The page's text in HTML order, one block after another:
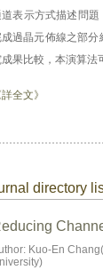
道表示方式描述問
成過晶元佈線之部
成果比較，本演算法
詳全文》
directory
Kuo-En